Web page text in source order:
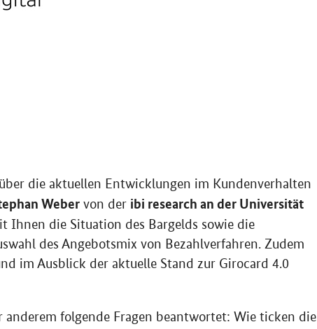
die aktuellen Entwicklungen im Kundenverhalten
Weber von der ibi research an der Universität
Ihnen die Situation des Bargelds sowie die
des Angebotsmix von Bezahlverfahren. Zudem
im Ausblick der aktuelle Stand zur Girocard 4.0
folgende Fragen beantwortet: Wie ticken die